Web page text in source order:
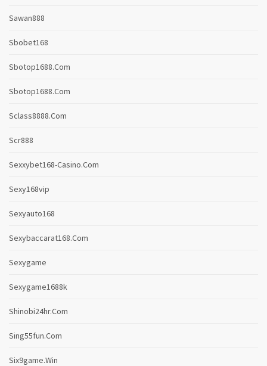
Sawan888
Sbobet168
Sbotop1688.com
Sbotop1688.com
Sclass8888.com
Scr888
Sexxybet168-Casino.com
Sexy168vip
Sexyauto168
Sexybaccarat168.com
Sexygame
Sexygame1688k
Shinobi24hr.com
Sing55fun.com
Six9game.win